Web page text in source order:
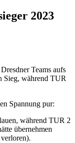
2023
Teams aufs
Sieg, während TUR
Spannung pur:
während TUR 2
übernehmen